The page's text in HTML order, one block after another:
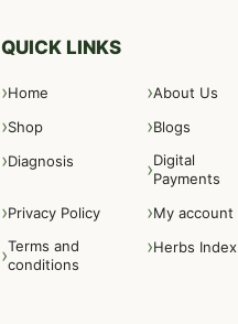
QUICK LINKS
Home
About Us
Shop
Blogs
Diagnosis
Digital
Payments
Privacy Policy
My account
Terms and
conditions
Herbs Index